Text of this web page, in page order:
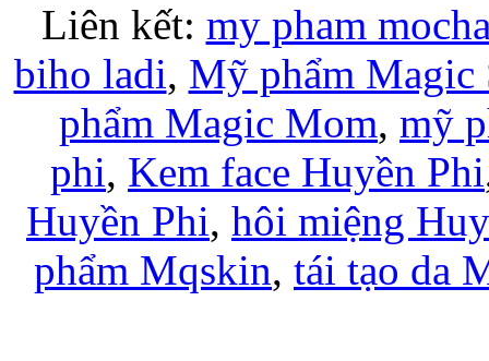
Liên kết: my pham
biho ladi, Mỹ phẩm Magic
phẩm Magic Mom, mỹ
phi, Kem face Huyền Phi
Huyền Phi, hôi miệng
phẩm Mqskin, tái tạo da